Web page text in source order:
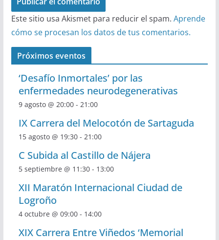
Este sitio usa Akismet para reducir el spam. Aprende
cómo se procesan los datos de tus comentarios.
Próximos eventos
‘Desafío Inmortales’ por las
enfermedades neurodegenerativas
9 agosto @ 20:00- 21:00
IX Carrera del Melocotón de Sartaguda
15 agosto @ 19:30- 21:00
C Subida al Castillo de Nájera
5 septiembre @ 11:30- 13:00
XII Maratón Internacional Ciudad de
Logroño
4 octubre @ 09:00- 14:00
XIX Carrera Entre Viñedos ‘Memorial